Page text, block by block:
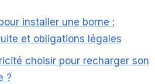
installer une borne :
et obligations légales
choisir pour recharger son
?